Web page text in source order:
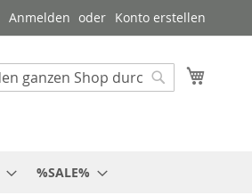
Anmelden Konto erstellen
%SALE%